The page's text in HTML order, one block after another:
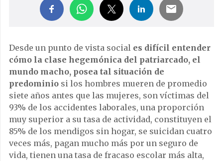
Desde un punto de vista social es difícil entender
cómo la clase hegemónica del patriarcado, el
mundo macho, posea tal situación de
predominio si los hombres mueren de promedio
siete años antes que las mujeres, son víctimas del
93% de los accidentes laborales, una proporción
muy superior a su tasa de actividad, constituyen el
85% de los mendigos sin hogar, se suicidan cuatro
veces más, pagan mucho más por un seguro de
vida, tienen una tasa de fracaso escolar más alta,